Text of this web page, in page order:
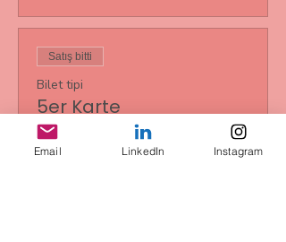
Satış bitti
Bilet tipi
5er Karte
Daha Fazla Bilgi
Email LinkedIn Instagram